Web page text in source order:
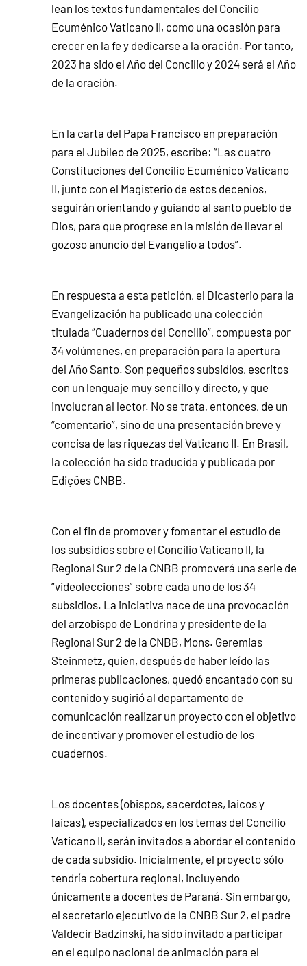
lean los textos fundamentales del Concilio
Ecuménico Vaticano II, como una ocasión para
crecer en la fe y dedicarse a la oración. Por tanto,
2023 ha sido el Año del Concilio y 2024 será el Año
de la oración.
En la carta del Papa Francisco en preparación
para el Jubileo de 2025, escribe: “Las cuatro
Constituciones del Concilio Ecuménico Vaticano
II, junto con el Magisterio de estos decenios,
seguirán orientando y guiando al santo pueblo de
Dios, para que progrese en la misión de llevar el
gozoso anuncio del Evangelio a todos”.
En respuesta a esta petición, el Dicasterio para la
Evangelización ha publicado una colección
titulada “Cuadernos del Concilio”, compuesta por
34 volúmenes, en preparación para la apertura
del Año Santo. Son pequeños subsidios, escritos
con un lenguaje muy sencillo y directo, y que
involucran al lector. No se trata, entonces, de un
“comentario”, sino de una presentación breve y
concisa de las riquezas del Vaticano II. En Brasil,
la colección ha sido traducida y publicada por
Edições CNBB.
Con el fin de promover y fomentar el estudio de
los subsidios sobre el Concilio Vaticano II, la
Regional Sur 2 de la CNBB promoverá una serie de
“videolecciones” sobre cada uno de los 34
subsidios. La iniciativa nace de una provocación
del arzobispo de Londrina y presidente de la
Regional Sur 2 de la CNBB, Mons. Geremias
Steinmetz, quien, después de haber leído las
primeras publicaciones, quedó encantado con su
contenido y sugirió al departamento de
comunicación realizar un proyecto con el objetivo
de incentivar y promover el estudio de los
cuadernos.
Los docentes (obispos, sacerdotes, laicos y
laicas), especializados en los temas del Concilio
Vaticano II, serán invitados a abordar el contenido
de cada subsidio. Inicialmente, el proyecto sólo
tendría cobertura regional, incluyendo
únicamente a docentes de Paraná. Sin embargo,
el secretario ejecutivo de la CNBB Sur 2, el padre
Valdecir Badzinski, ha sido invitado a participar
en el equipo nacional de animación para el